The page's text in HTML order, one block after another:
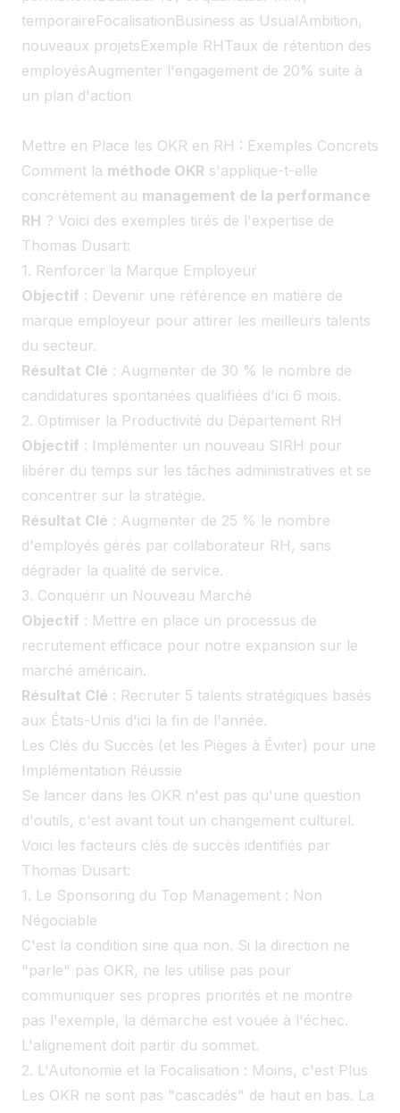
temporaireFocalisationBusiness as UsualAmbition,
nouveaux projetsExemple RHTaux de rétention des
employésAugmenter l'engagement de 20% suite à
un plan d'action
Mettre en Place les OKR en RH : Exemples Concrets
Comment la méthode OKR s'applique-t-elle
concrètement au management de la performance
RH ? Voici des exemples tirés de l'expertise de
Thomas Dusart:
1. Renforcer la Marque Employeur
Objectif : Devenir une référence en matière de
marque employeur pour attirer les meilleurs talents
du secteur.
Résultat Clé : Augmenter de 30 % le nombre de
candidatures spontanées qualifiées d'ici 6 mois.
2. Optimiser la Productivité du Département RH
Objectif : Implémenter un nouveau SIRH pour
libérer du temps sur les tâches administratives et se
concentrer sur la stratégie.
Résultat Clé : Augmenter de 25 % le nombre
d'employés gérés par collaborateur RH, sans
dégrader la qualité de service.
3. Conquérir un Nouveau Marché
Objectif : Mettre en place un processus de
recrutement efficace pour notre expansion sur le
marché américain.
Résultat Clé : Recruter 5 talents stratégiques basés
aux États-Unis d'ici la fin de l'année.
Les Clés du Succès (et les Pièges à Éviter) pour une
Implémentation Réussie
Se lancer dans les OKR n'est pas qu'une question
d'outils, c'est avant tout un changement culturel.
Voici les facteurs clés de succès identifiés par
Thomas Dusart:
1. Le Sponsoring du Top Management : Non
Négociable
C'est la condition sine qua non. Si la direction ne
"parle" pas OKR, ne les utilise pas pour
communiquer ses propres priorités et ne montre
pas l'exemple, la démarche est vouée à l'échec.
L'alignement doit partir du sommet.
2. L'Autonomie et la Focalisation : Moins, c'est Plus
Les OKR ne sont pas "cascadés" de haut en bas. La